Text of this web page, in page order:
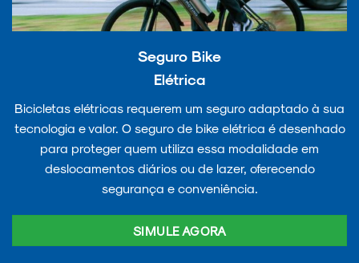
Seguro Bike
Elétrica
Bicicletas elétricas requerem um seguro adaptado à sua
tecnologia e valor. O seguro de bike elétrica é desenhado
para proteger quem utiliza essa modalidade em
deslocamentos diários ou de lazer, oferecendo
segurança e conveniência.
SIMULE AGORA